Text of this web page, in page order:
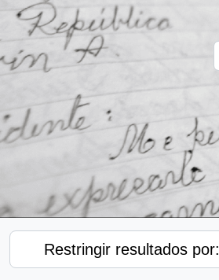
Restringir resultados por: